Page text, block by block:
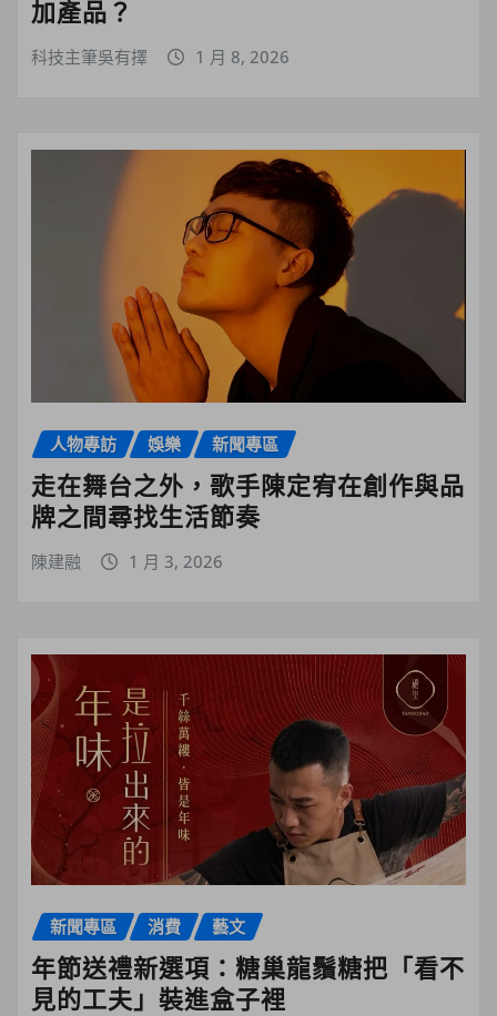
加產品？
科技主筆吳有擇 1 月 8, 2026
人物專訪 娛樂 新聞專區
走在舞台之外，歌手陳定宥在創作與品
牌之間尋找生活節奏
陳建融 1 月 3, 2026
新聞專區 消費 藝文
年節送禮新選項：糖巢龍鬚糖把「看不
見的工夫」裝進盒子裡